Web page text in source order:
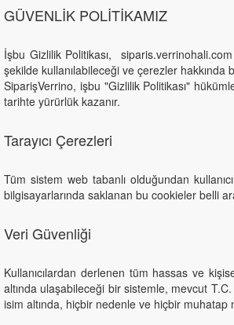
GÜVENLİK POLİTİKAMIZ
İşbu Gizlilik Politikası, siparis.verrinohali.com
şekilde kullanılabileceği ve çerezler hakkında
SiparişVerrino, işbu "Gizlilik Politikası"
tarihte yürürlük kazanır.
Tarayıcı Çerezleri
Tüm sistem web tabanlı olduğundan
bilgisayarlarında saklanan bu cookieler belli
Veri Güvenliği
Kullanıcılardan derlenen tüm hassas ve
altında ulaşabileceği bir sistemle, mevcut T.C.
isim altında, hiçbir nedenle ve hiçbir muhatap